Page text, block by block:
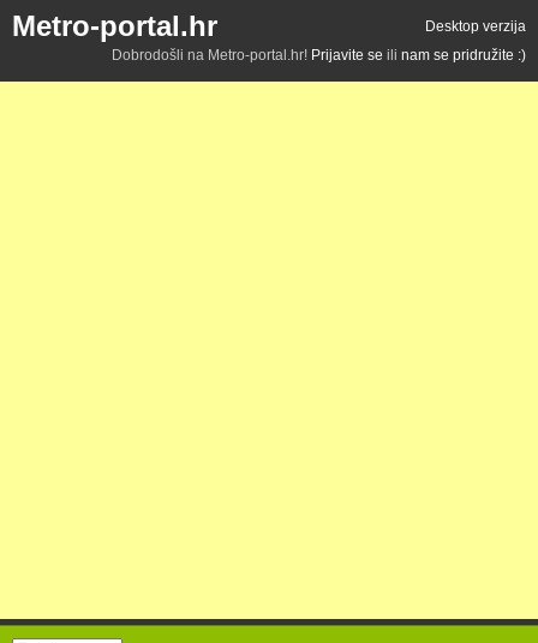
Metro-portal.hr
Desktop verzija
Dobrodošli na Metro-portal.hr! Prijavite se ili nam se pridružite :)